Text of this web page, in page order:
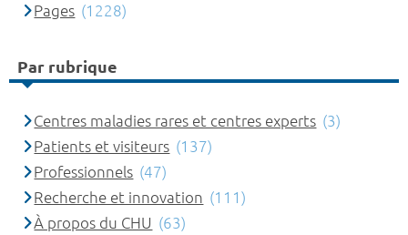
Pages (1228)
Par rubrique
Centres maladies rares et centres experts (3)
Patients et visiteurs (137)
Professionnels (47)
Recherche et innovation (111)
À propos du CHU (63)